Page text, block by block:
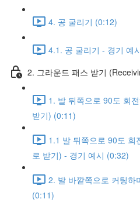
4. 공 굴리기 (0:12)
4.1. 공 굴리기 - 경기 예
2. 그라운드 패스 받기
1. 발 뒤쪽으로 90도 회
받기) (0:11)
1.1 발 뒤쪽으로 90도 회
로 받기) - 경기 예시 (0:32)
2. 발 바깥쪽으로 커팅하
(0:11)